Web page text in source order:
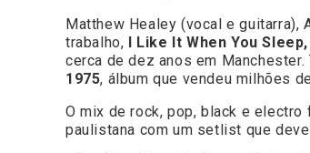
Matthew Healey (vocal e guitarra),
trabalho,
I Like It When You
cerca de dez anos em
1975, álbum que vendeu milhões
O mix de rock, pop, black e
paulistana com um setlist que